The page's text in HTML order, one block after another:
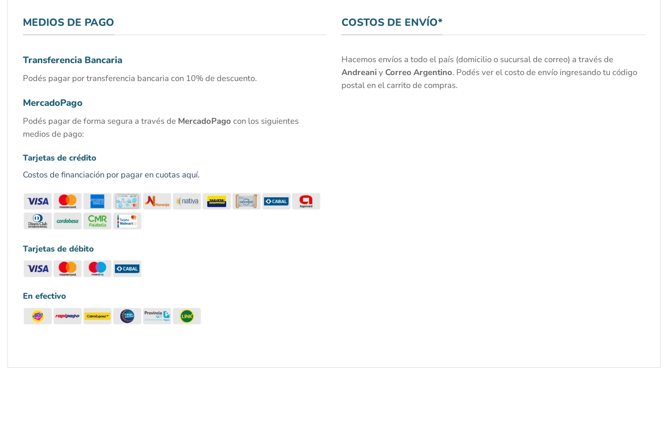
MEDIOS DE PAGO
Transferencia Bancaria
Podés pagar por transferencia bancaria con 10% de descuento.
MercadoPago
Podés pagar de forma segura a través de MercadoPago con los siguientes
medios de pago:
Tarjetas de crédito
Costos de financiación por pagar en cuotas aquí.
Tarjetas de débito
En efectivo
COSTOS DE ENVÍO*
Hacemos envíos a todo el país (domicilio o sucursal de correo) a través de
Andreaniy Correo Argentino. Podés ver el costo de envío ingresando tu código
postal en el carrito de compras.